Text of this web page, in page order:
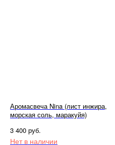
Аромасвеча Nina (лист инжира,
морская соль, маракуйя)
3 400 руб.
Нет в наличии